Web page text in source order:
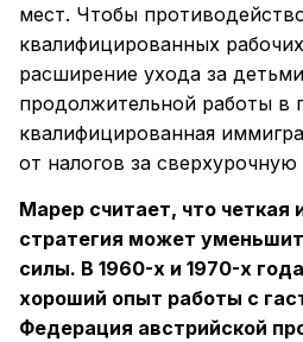
мест. Чтобы
квалифицированных
расширение ухода за
продолжительной работы в
квалифицированная
от налогов за сверхурочную
Марер считает, что четкая
стратегия может
силы. В 1960-х и 1970-х
хороший опыт работы с
Федерация австрийской